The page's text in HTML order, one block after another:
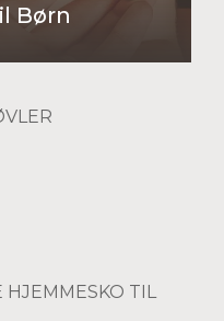
Børn
HJEMMESKO TIL